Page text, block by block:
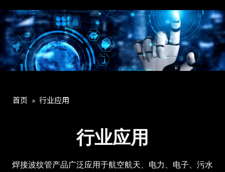
首页 » 行业应用
行业应用
焊接波纹管产品广泛应用于航空航天、电力、电子、污水